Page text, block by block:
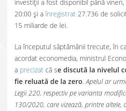
investiții a fost disponibil până
20:00 și a înregistrat 27.736 de
15 miliarde de lei.
La începutul săptămânii trecute, în
acordat economedia, ministrul
a precizat că se discută la nivelul
fie reluată de la zero.Apelul ar
Legii 220, respectiv pe varianta
130/2020, care vizează, printre altele,